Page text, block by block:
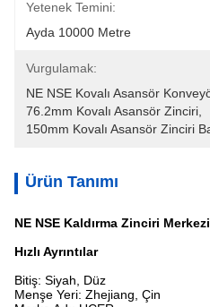
Yetenek Temini:
Ayda 10000 Metre
Vurgulamak:
NE NSE Kovalı Asansör
76.2mm Kovalı Asansör Zinciri
150mm Kovalı Asansör Zinciri
Ürün Tanımı
NE NSE Kaldırma Zinciri
Hızlı Ayrıntılar
Bitiş: Siyah, Düz
Menşe Yeri: Zhejiang, Çin